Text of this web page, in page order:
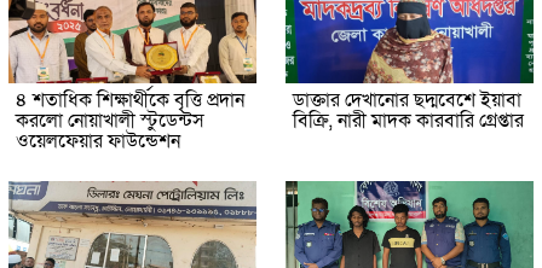
৪ শতাধিক শিক্ষার্থীকে বৃত্তি প্রদান
করলো নোয়াখালী স্টুডেন্টস
ওয়েলফেয়ার ফাউন্ডেশন
ডাক্তার দেখানোর ছদ্মবেশে ইয়াবা
বিক্রি, নারী মাদক কারবারি গ্রেপ্তার